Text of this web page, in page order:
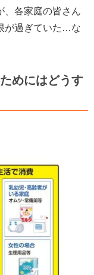
、各家庭の皆さん
が過ぎていた…な
めにはどうす